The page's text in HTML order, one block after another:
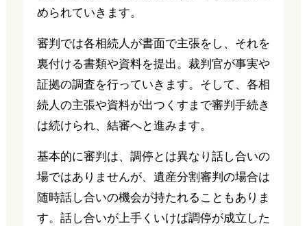
められていきます。
審判では各相続人が書面で主張をし、それを
裏付ける書類や資料を提出。裁判官が事実や
証拠の調査を行っていきます。そして、各相
続人の主張や資料が出つくすまで審判手続き
は続けられ、結審へと進みます。
基本的に審判は、調停とは異なり話し合いの
場ではありませんが、遺産分割審判の場合は
随時話し合いの機会が持たれることもありま
す。話し合いが上手くいけば調停が成立した